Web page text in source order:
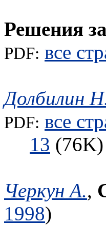
Решения
PDF: все
Долбилин
PDF: все
13
Черкун А.,
1998)